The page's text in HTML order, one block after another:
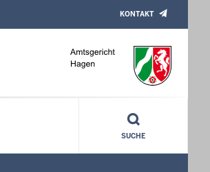
KONTAKT
SUCHE